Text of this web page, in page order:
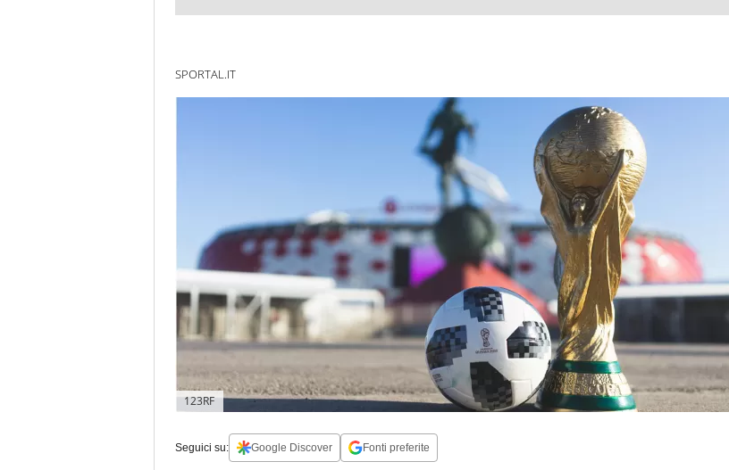
SPORTAL.IT
123RF
Seguici su: Google Discover Fonti preferite